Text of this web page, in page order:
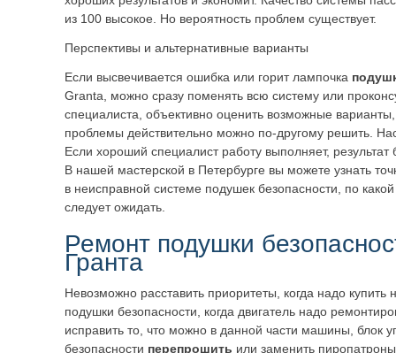
из 100 высокое. Но вероятность проблем существует.
Перспективы и альтернативные варианты
Если высвечивается ошибка или горит лампочка
Granta, можно сразу поменять всю систему или
специалиста, объективно оценить возможные
проблемы действительно можно по-другому решить.
Если хороший специалист работу выполняет,
В нашей мастерской в Петербурге вы можете узнать
в неисправной системе подушек безопасности, по какой
следует ожидать.
Ремонт подушки
Гранта
Невозможно расставить приоритеты, когда надо купить
подушки безопасности, когда двигатель надо
исправить то, что можно в данной части машины, блок
безопасности перепрошить или заменить